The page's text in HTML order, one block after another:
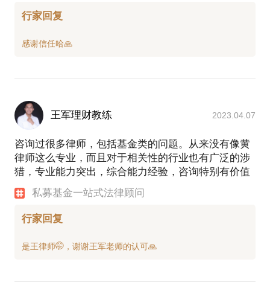
行家回复
王军理财教练 2023.04.07
咨询过很多律师，包括基金类的问题。从来没有像黄
律师这么专业，而且对于相关性的行业也有广泛的涉
猎，专业能力突出，综合能力经验，咨询特别有价值
私募基金一站式法律顾问
行家回复